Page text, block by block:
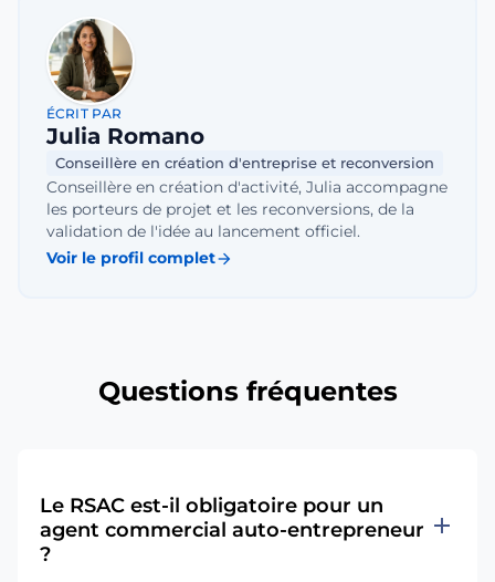
ÉCRIT PAR
Julia Romano
Conseillère en création d'entreprise et reconversion
Conseillère en création d'activité, Julia accompagne
les porteurs de projet et les reconversions, de la
validation de l'idée au lancement officiel.
Voir le profil completarrow_forward
Questions fréquentes
Le RSAC est-il obligatoire pour un
agent commercial auto-entrepreneur
?
add